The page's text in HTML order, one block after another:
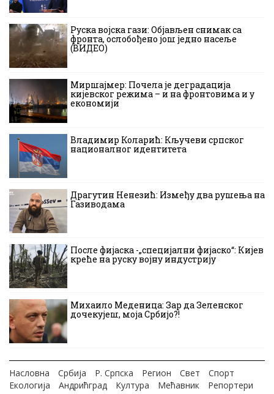
Руска војска гази: Објављен снимак са
фронта, ослобођено још једно насеље
(ВИДЕО)
Миршајмер: Почела је деградација
кијевског режима – и на фронтовима и у
економији
Владимир Коларић: Кључеви српског
националног идентитета
Драгутин Ненезић: Између два рушења на
Газиводама
После фијаска -„специјални фијаско“: Кијев
креће на руску војну индустрију
Михаило Меденица: Зар да Зеленског
дочекујеш, моја Србијо?!
Насловна Србија Р. Српска Регион Свет
Спорт
Екологија
Андрићград Култура Мећавник Репортери